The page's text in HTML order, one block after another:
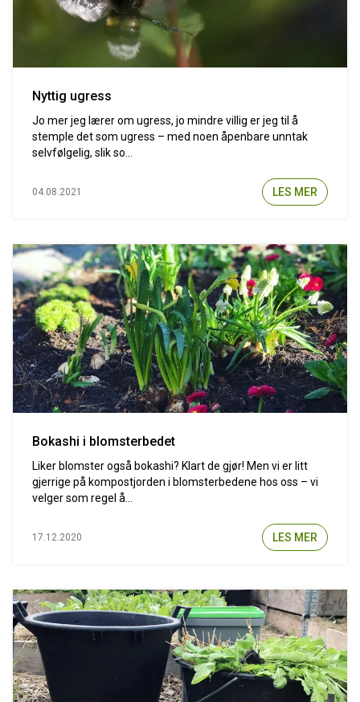
Nyttig ugress
Jo mer jeg lærer om ugress, jo mindre villig er jeg til å
stemple det som ugress – med noen åpenbare unntak
selvfølgelig, slik so...
04.08.2021 LES MER
Bokashi i blomsterbedet
Liker blomster også bokashi? Klart de gjør! Men vi er litt
gjerrige på kompostjorden i blomsterbedene hos oss – vi
velger som regel å...
17.12.2020 LES MER